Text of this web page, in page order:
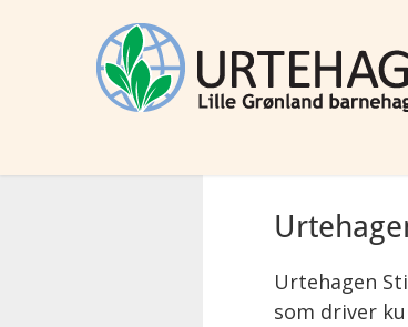
Urtehagen
som driver